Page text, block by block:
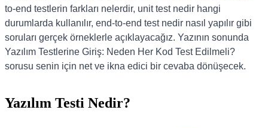
to-end testlerin farkları nelerdir, unit test nedir hangi
durumlarda kullanılır, end-to-end test nedir nasıl yapılır gibi
soruları gerçek örneklerle açıklayacağız. Yazının sonunda
Yazılım Testlerine Giriş: Neden Her Kod Test Edilmeli?
sorusu senin için net ve ikna edici bir cevaba dönüşecek.
Yazılım Testi Nedir?